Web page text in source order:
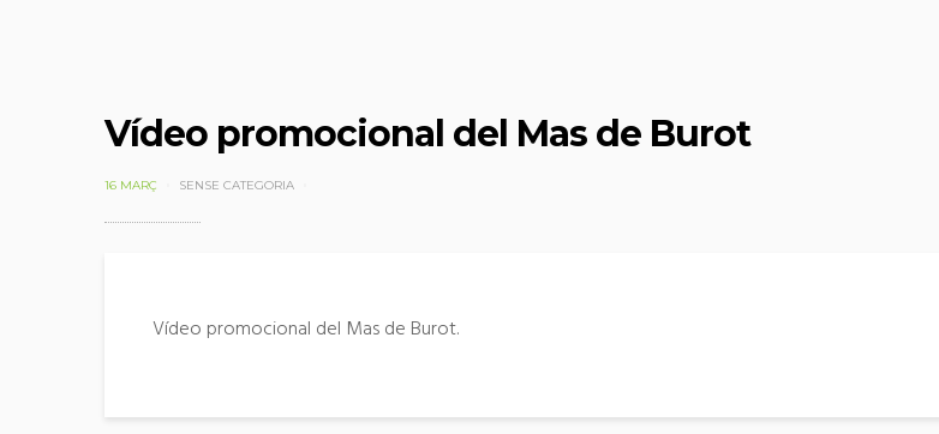
Vídeo promocional del Mas de Burot
16 MARÇ SENSE CATEGORIA
Vídeo promocional del Mas de Burot.